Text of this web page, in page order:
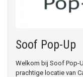
Soof Pop-Up
Welkom bij Soof Pop-
prachtige locatie van